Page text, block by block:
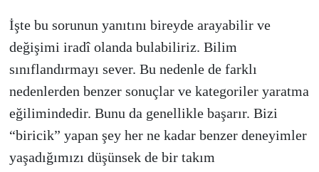
İşte bu sorunun yanıtını bireyde arayabilir ve
değişimi iradî olanda bulabiliriz. Bilim
sınıflandırmayı sever. Bu nedenle de farklı
nedenlerden benzer sonuçlar ve kategoriler yaratma
eğilimindedir. Bunu da genellikle başarır. Bizi
“biricik” yapan şey her ne kadar benzer deneyimler
yaşadığımızı düşünsek de bir takım